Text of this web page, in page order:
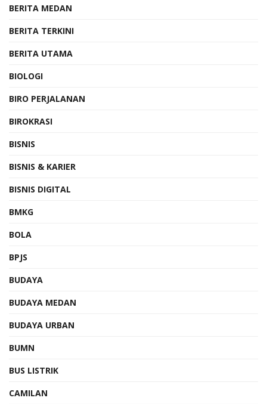
BERITA MEDAN
BERITA TERKINI
BERITA UTAMA
BIOLOGI
BIRO PERJALANAN
BIROKRASI
BISNIS
BISNIS & KARIER
BISNIS DIGITAL
BMKG
BOLA
BPJS
BUDAYA
BUDAYA MEDAN
BUDAYA URBAN
BUMN
BUS LISTRIK
CAMILAN